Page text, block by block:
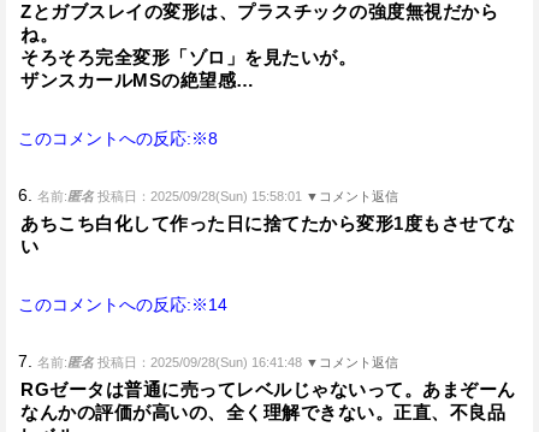
Zとガブスレイの変形は、プラスチックの強度無視だから
ね。
そろそろ完全変形「ゾロ」を見たいが。
ザンスカールMSの絶望感…
このコメントへの反応:※8
6. 名前:匿名 投稿日：2025/09/28(Sun) 15:58:01 ▼コメント返信
あちこち白化して作った日に捨てたから変形1度もさせてな
い
このコメントへの反応:※14
7. 名前:匿名 投稿日：2025/09/28(Sun) 16:41:48 ▼コメント返信
RGゼータは普通に売ってレベルじゃないって。あまぞーん
なんかの評価が高いの、全く理解できない。正直、不良品